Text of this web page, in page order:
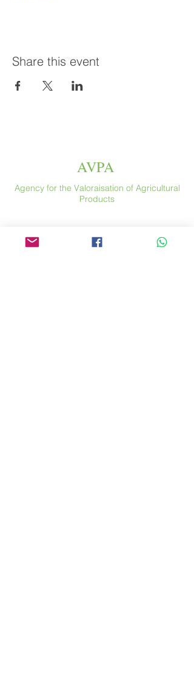
Share this event
AVPA
Agency for the Valoraisation of Agricultural
Products
46 rue Saint Antoine